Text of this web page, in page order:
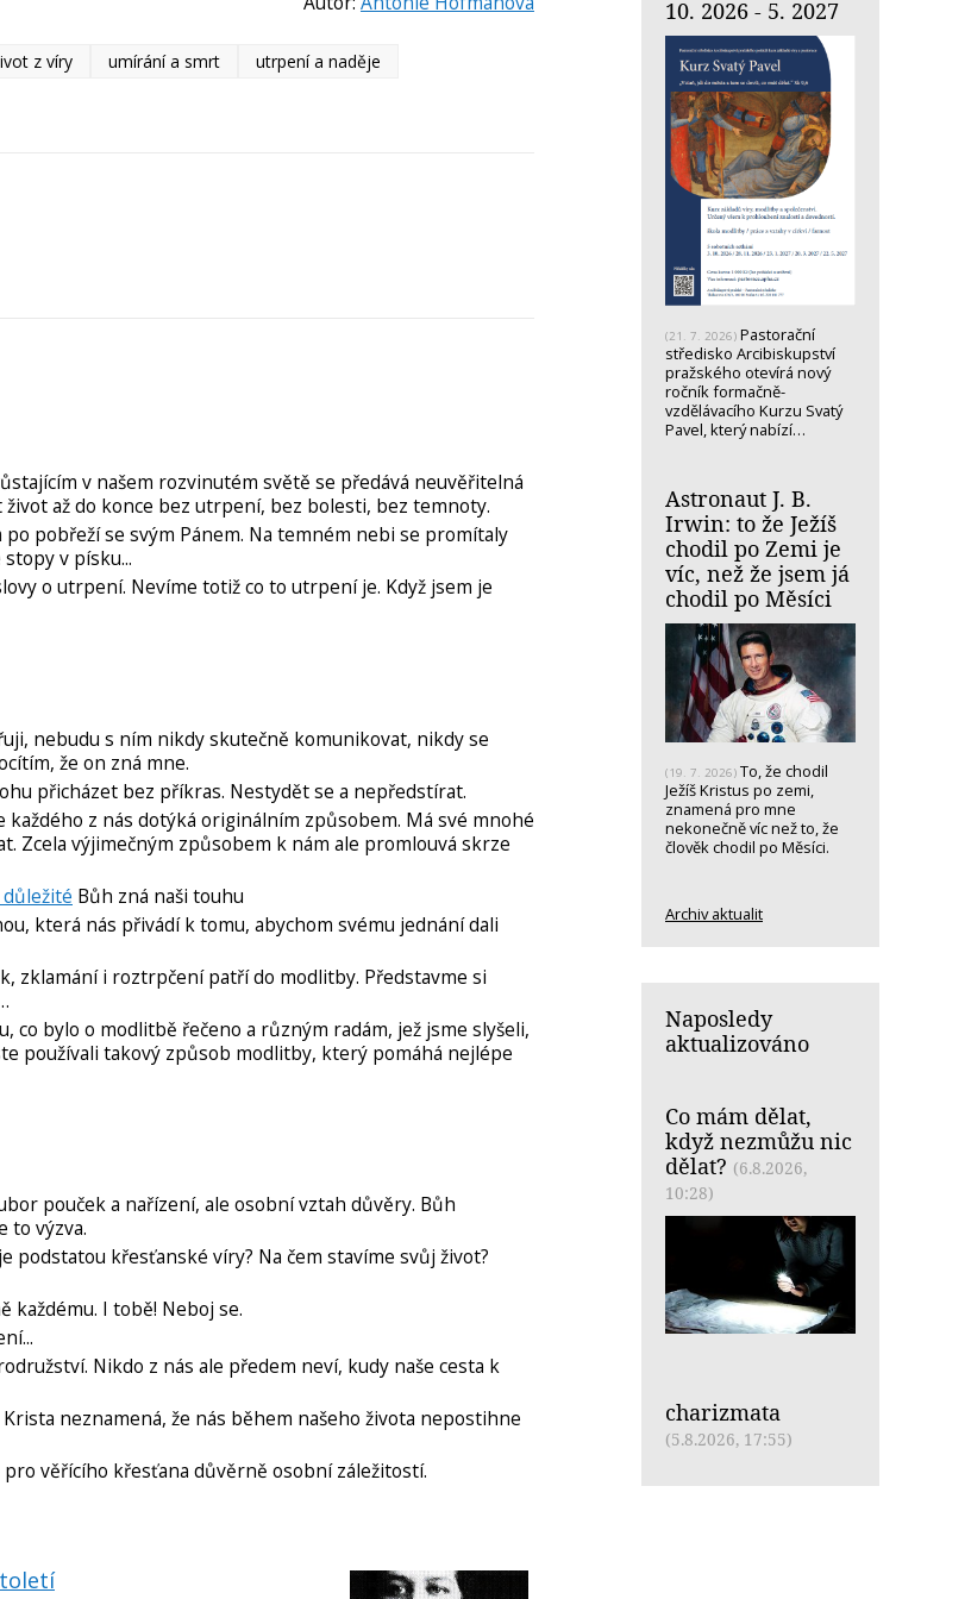
z víry umírání a smrt
utrpení a naděje
v našem rozvinutém světě se předává neuvěřitelná
až do konce bez utrpení, bez bolesti, bez temnoty.
po pobřeží se svým Pánem. Na temném nebi se promítaly
v písku...
o utrpení. Nevíme totiž co to utrpení je. Když jsem je
nebudu s ním nikdy skutečně komunikovat, nikdy se
že on zná mne.
přicházet bez příkras. Nestydět se a nepředstírat.
každého z nás dotýká originálním způsobem. Má své mnohé
Zcela výjimečným způsobem k nám ale promlouvá skrze
Bůh zná naši touhu
která nás přivádí k tomu, abychom svému jednání dali
zklamání i roztrpčení patří do modlitby. Představme si
co bylo o modlitbě řečeno a různým radám, jež jsme slyšeli,
používali takový způsob modlitby, který pomáhá nejlépe
pouček a nařízení, ale osobní vztah důvěry. Bůh
to výzva.
podstatou křesťanské víry? Na čem stavíme svůj život?
každému. I tobě! Neboj se.
Nikdo z nás ale předem neví, kudy naše cesta k
Krista neznamená, že nás během našeho života nepostihne
pro věřícího křesťana důvěrně osobní záležitostí.
10. 2026 - 5. 2027
(21. 7. 2026) Pastorační
středisko Arcibiskupství
pražského otevírá nový
ročník formačně-
vzdělávacího Kurzu Svatý
Pavel, který nabízí…
Astronaut J. B.
Irwin: to že Ježíš
chodil po Zemi je
víc, než že jsem já
chodil po Měsíci
(19. 7. 2026) To, že chodil
Ježíš Kristus po zemi,
znamená pro mne
nekonečně víc než to, že
člověk chodil po Měsíci.
Archiv aktualit
Naposledy
aktualizováno
Co mám dělat,
když nezmůžu nic
dělat? (6.8.2026,
10:28)
charizmata
(5.8.2026, 17:55)